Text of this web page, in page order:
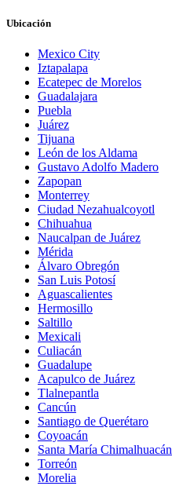
Ubicación
Mexico City
Iztapalapa
Ecatepec de Morelos
Guadalajara
Puebla
Juárez
Tijuana
León de los Aldama
Gustavo Adolfo Madero
Zapopan
Monterrey
Ciudad Nezahualcoyotl
Chihuahua
Naucalpan de Juárez
Mérida
Álvaro Obregón
San Luis Potosí
Aguascalientes
Hermosillo
Saltillo
Mexicali
Culiacán
Guadalupe
Acapulco de Juárez
Tlalnepantla
Cancún
Santiago de Querétaro
Coyoacán
Santa María Chimalhuacán
Torreón
Morelia